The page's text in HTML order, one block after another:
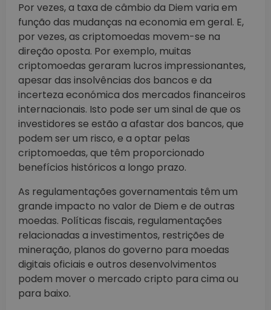
Por vezes, a taxa de câmbio da Diem varia em
função das mudanças na economia em geral. E,
por vezes, as criptomoedas movem-se na
direção oposta. Por exemplo, muitas
criptomoedas geraram lucros impressionantes,
apesar das insolvências dos bancos e da
incerteza económica dos mercados financeiros
internacionais. Isto pode ser um sinal de que os
investidores se estão a afastar dos bancos, que
podem ser um risco, e a optar pelas
criptomoedas, que têm proporcionado
benefícios históricos a longo prazo.
As regulamentações governamentais têm um
grande impacto no valor de Diem e de outras
moedas. Políticas fiscais, regulamentações
relacionadas a investimentos, restrições de
mineração, planos do governo para moedas
digitais oficiais e outros desenvolvimentos
podem mover o mercado cripto para cima ou
para baixo.